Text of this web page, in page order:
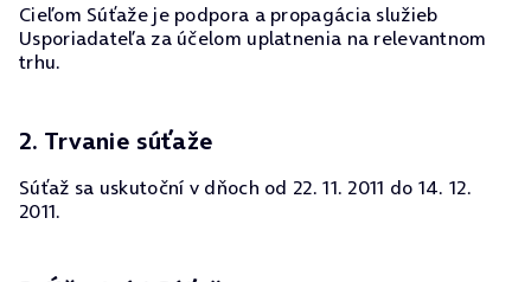
Cieľom Súťaže je podpora a propagácia služieb
Usporiadateľa za účelom uplatnenia na relevantnom
trhu.
2. Trvanie súťaže
Súťaž sa uskutoční v dňoch od 22. 11. 2011 do 14. 12.
2011.